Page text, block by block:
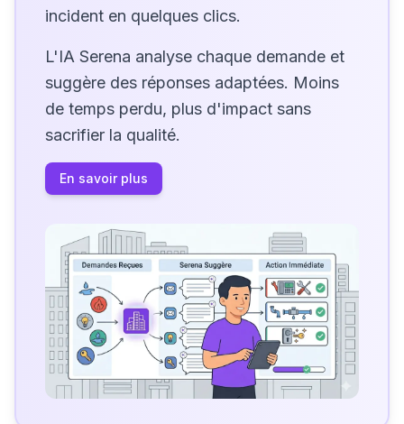
incident en quelques clics.
L'IA Serena analyse chaque demande et
suggère des réponses adaptées. Moins
de temps perdu, plus d'impact sans
sacrifier la qualité.
En savoir plus